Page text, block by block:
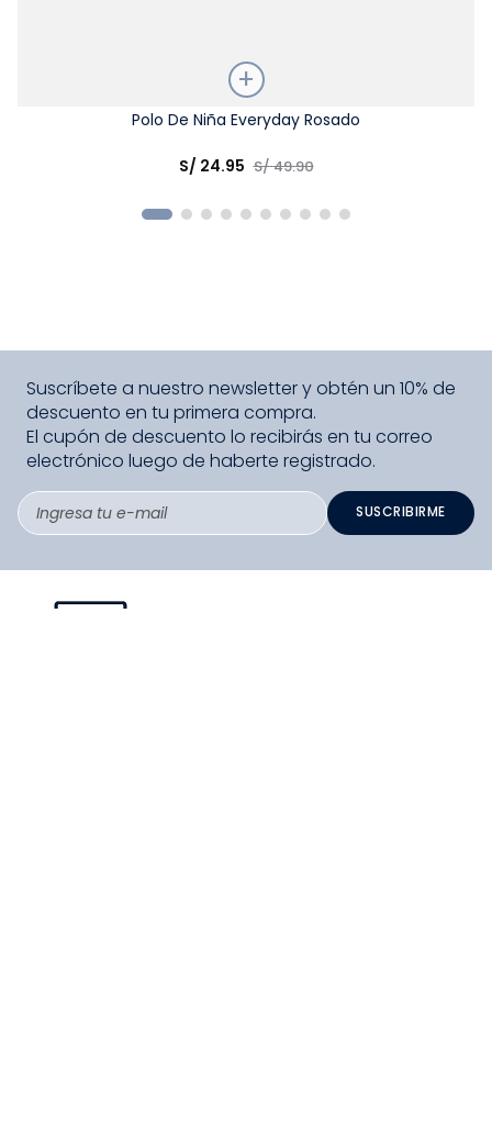
Polo De Niña Everyday Rosado
S/ 24.95 S/49.90
Suscríbete a nuestro newsletter y obtén un 10% de
descuento en tu primera compra.
El cupón de descuento lo recibirás en tu correo
electrónico luego de haberte registrado.
SUSCRIBIRME